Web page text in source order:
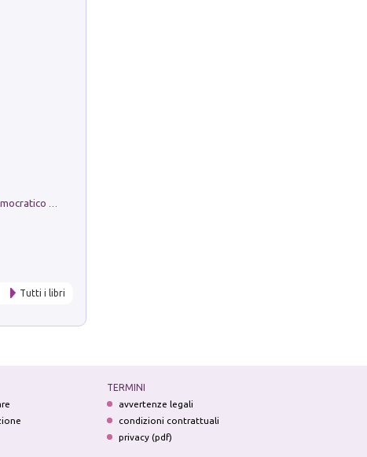
Tutti i libri
TERMINI
avvertenze legali
condizioni contrattuali
privacy (pdf)